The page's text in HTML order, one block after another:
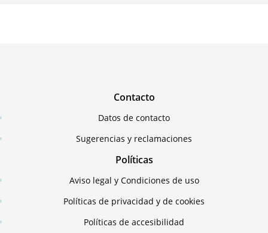
Contacto
Datos de contacto
Sugerencias y reclamaciones
Políticas
Aviso legal y Condiciones de uso
Políticas de privacidad y de cookies
Políticas de accesibilidad